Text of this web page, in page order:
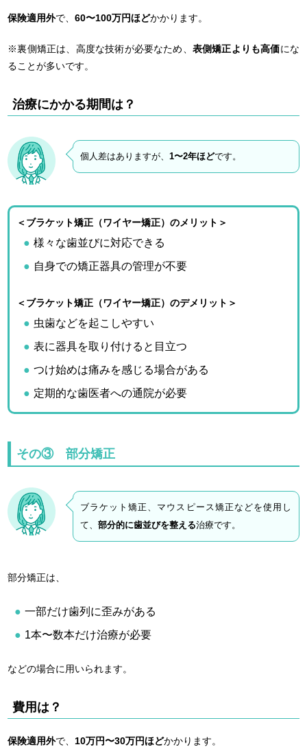
保険適用外で、60〜100万円ほどかかります。
※裏側矯正は、高度な技術が必要なため、 表側矯正よりも高価にな
ることが多いです。
治療にかかる期間は？
個人差はありますが、1〜2年ほどです。
＜ブラケット矯正（ワイヤー矯正）のメリット＞
様々な歯並びに対応できる
自身での矯正器具の管理が不要
＜ブラケット矯正（ワイヤー矯正）のデメリット＞
虫歯などを起こしやすい
表に器具を取り付けると目立つ
つけ始めは痛みを感じる場合がある
定期的な歯医者への通院が必要
その③ 部分矯正
ブラケット矯正、マウスピース矯正などを使用し
て、部分的に歯並びを整える治療です。
部分矯正は、
一部だけ歯列に歪みがある
1本〜数本だけ治療が必要
などの場合に用いられます。
費用は？
保険適用外で、 10万円〜30万円ほどかかります。